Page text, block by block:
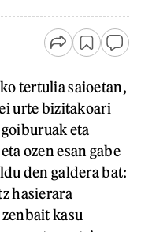
tertulia saioetan,
urte bizitakoari
eta
ozen esan gabe
den galdera bat:
hasierara
kasu